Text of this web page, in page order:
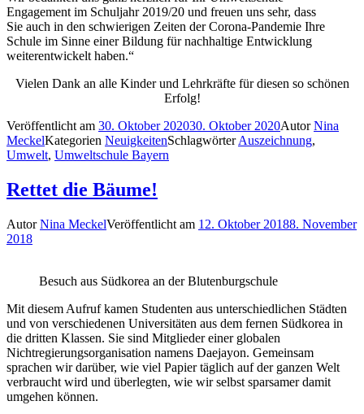
Engagement im Schuljahr 2019/20 und freuen uns sehr, dass
Sie auch in den schwierigen Zeiten der Corona-Pandemie Ihre
Schule im Sinne einer Bildung für nachhaltige Entwicklung
weiterentwickelt haben.“
Vielen Dank an alle Kinder und Lehrkräfte für diesen so schönen
Erfolg!
Veröffentlicht am 30. Oktober 202030. Oktober 2020AutorNina
MeckelKategorien NeuigkeitenSchlagwörterAuszeichnung,
Umwelt, Umweltschule Bayern
Rettet die Bäume!
AutorNina MeckelVeröffentlicht am 12. Oktober 20188. November
2018
Besuch aus Südkorea an der Blutenburgschule
Mit diesem Aufruf kamen Studenten aus unterschiedlichen Städten
und von verschiedenen Universitäten aus dem fernen Südkorea in
die dritten Klassen. Sie sind Mitglieder einer globalen
Nichtregierungsorganisation namens Daejayon. Gemeinsam
sprachen wir darüber, wie viel Papier täglich auf der ganzen Welt
verbraucht wird und überlegten, wie wir selbst sparsamer damit
umgehen können.